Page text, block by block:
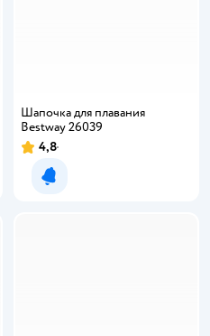
Шапочка для плавания
Bestway 26039
4,8
Уведомить о появлении